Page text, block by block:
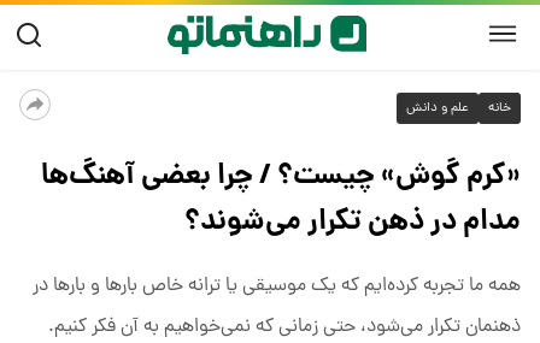
خانه علم و دانش
«کرم گوش» چیست؟ / چرا بعضی آهنگ‌ها
مدام در ذهن تکرار می‌شوند؟
همه ما تجربه کرده‌ایم که یک موسیقی یا ترانه خاص بارها و بارها در
ذهنمان تکرار می‌شود، حتی زمانی که نمی‌خواهیم به آن فکر کنیم.